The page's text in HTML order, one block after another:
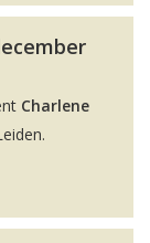
Charlene